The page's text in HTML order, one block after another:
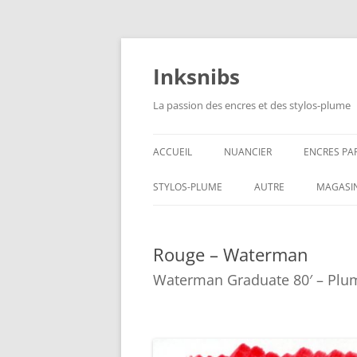
Aller
contenu
Inksnibs
La passion des encres et des stylos-plume
ACCUEIL NUANCIER ENCRES
ENCRES
ENCRES
ENCRES
STYLOS-PLUME AUTRE
CULINAIRE
Rouge – Waterman
Waterman Graduate 80′ –